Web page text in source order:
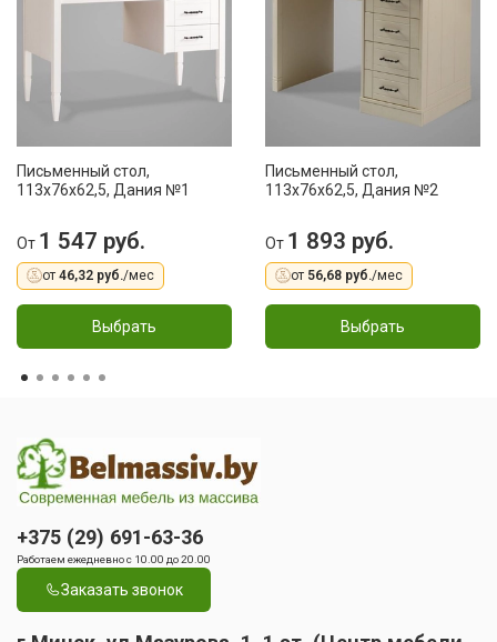
Письменный стол,
113x76x62,5, Дания №1
От 1 547 руб.
от 46,32 руб./мес
Выбрать
Письменный стол,
113x76x62,5, Дания №2
От 1 893 руб.
от 56,68 руб./мес
Выбрать
+375 (29) 691-63-36
Работаем ежедневно с 10.00 до 20.00
Заказать звонок